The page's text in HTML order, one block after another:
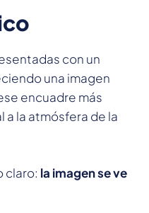
con un
una imagen
encuadre más
a la atmósfera de la
claro: la imagen se ve